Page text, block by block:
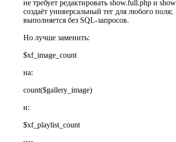
не требует редактировать show.full.php и
создаёт универсальный тег для любого поля;
выполняется без SQL-запросов.
Но лучше заменить:
$xf_image_count
на:
count($gallery_image)
и:
$xf_playlist_count